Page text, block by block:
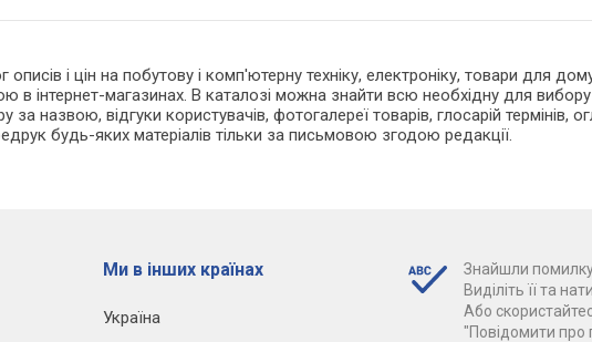
описів і цін на побутову і комп'ютерну техніку, електроніку, товари для
в інтернет-магазинах. В каталозі можна знайти всю необхідну для
за назвою, відгуки користувачів, фотогалереї товарів, глосарій термінів,
будь-яких матеріалів тільки за письмовою згодою редакції.
Ми в інших країнах
Україна
Знайшли помилку
Виділіть її та
Або
"Повідомити про